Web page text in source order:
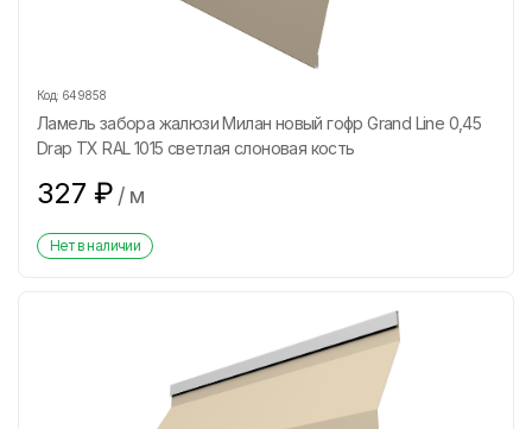
Код: 649858
Ламель забора жалюзи Милан новый гофр Grand Line 0,45
Drap ТХ RAL 1015 светлая слоновая кость
327 ₽ / м
Нет в наличии